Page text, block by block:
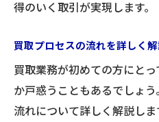
買取手続きを円滑
初めてでも安心の
買取業務の各ステ
迅速な現金化を可
得のいく取引が実現します。
買取プロセスの流れを詳しく
買取業務が初めての方にと
か戸惑うこともあるでしょ
流れについて詳しく解説し